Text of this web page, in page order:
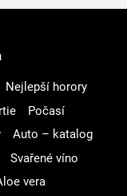
Nejlepší horory
Počasí
Auto – katalog
Svařené víno
vera